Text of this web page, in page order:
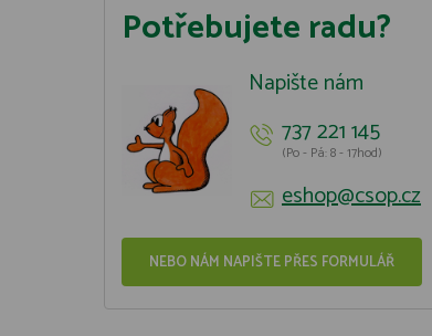
Potřebujete radu?
Napište nám
737 221 145
(Po - Pá: 8 - 17hod)
eshop@csop.cz
NEBO NÁM NAPIŠTE PŘES FORMULÁŘ